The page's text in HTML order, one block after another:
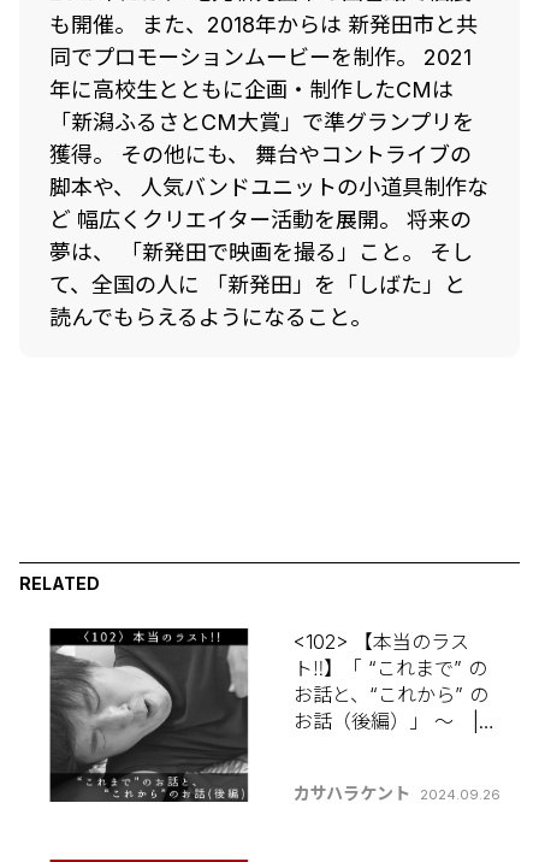
も開催。 また、2018年からは 新発田市と共
同でプロモーションムービーを制作。 2021
年に高校生とともに企画・制作したCMは
「新潟ふるさとCM大賞」で準グランプリを
獲得。 その他にも、 舞台やコントライブの
脚本や、 人気バンドユニットの小道具制作な
ど 幅広くクリエイター活動を展開。 将来の
夢は、 「新発田で映画を撮る」こと。 そし
て、全国の人に 「新発田」を「しばた」と
読んでもらえるようになること。
RELATED
<102> 【本当のラス
ト‼️】「 “これまで” の
お話と、“これから” の
お話（後編）」 〜 |
書けばいいんです
カサハラケント 2024.09.26